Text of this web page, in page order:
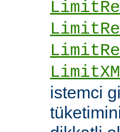
istemci